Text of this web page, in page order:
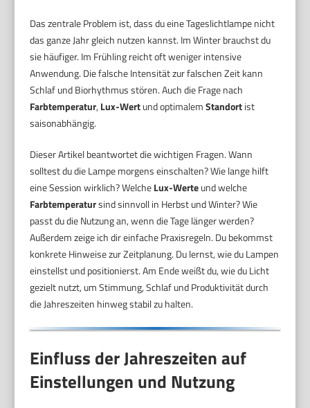
Das zentrale Problem ist, dass du eine Tageslichtlampe nicht
das ganze Jahr gleich nutzen kannst. Im Winter brauchst du
sie häufiger. Im Frühling reicht oft weniger intensive
Anwendung. Die falsche Intensität zur falschen Zeit kann
Schlaf und Biorhythmus stören. Auch die Frage nach
Farbtemperatur, Lux-Wertund optimalemStandortist
saisonabhängig.
Dieser Artikel beantwortet die wichtigen Fragen. Wann
solltest du die Lampe morgens einschalten? Wie lange hilft
eine Session wirklich? WelcheLux-Werteund welche
Farbtemperatursind sinnvoll in Herbst und Winter? Wie
passt du die Nutzung an, wenn die Tage länger werden?
Außerdem zeige ich dir einfache Praxisregeln. Du bekommst
konkrete Hinweise zur Zeitplanung. Du lernst, wie du Lampen
einstellst und positionierst. Am Ende weißt du, wie du Licht
gezielt nutzt, um Stimmung, Schlaf und Produktivität durch
die Jahreszeiten hinweg stabil zu halten.
Einfluss der Jahreszeiten auf
Einstellungen und Nutzung